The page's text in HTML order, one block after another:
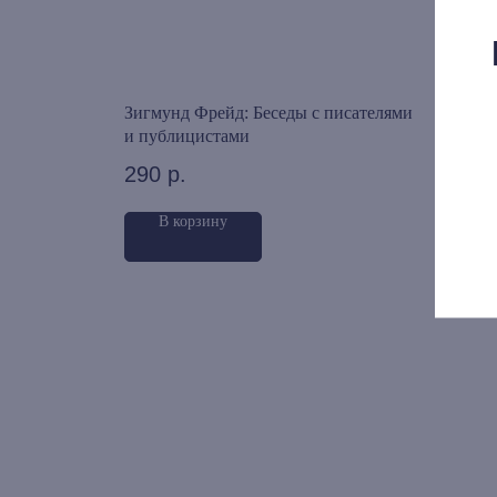
Зигмунд Фрейд: Беседы с писателями
и публицистами
290 р.
В корзину